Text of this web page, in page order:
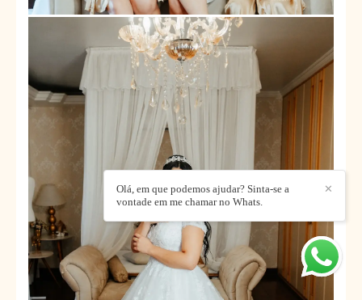
✕
Olá, em que podemos ajudar? Sinta-se a
vontade em me chamar no Whats.